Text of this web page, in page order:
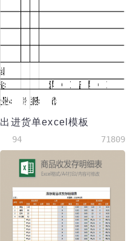
出进货单excel模板
94 71809